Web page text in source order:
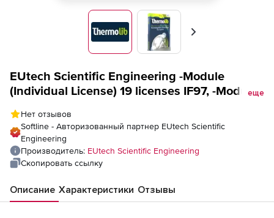
Вперед
EUtech Scientific Engineering -Module
(Individual License) 19 licenses IF97, -Module
еще
Нет отзывов
Softline - Авторизованный партнер EUtech Scientific
Engineering
Производитель: EUtech Scientific Engineering
Скопировать ссылку
Описание Характеристики Отзывы